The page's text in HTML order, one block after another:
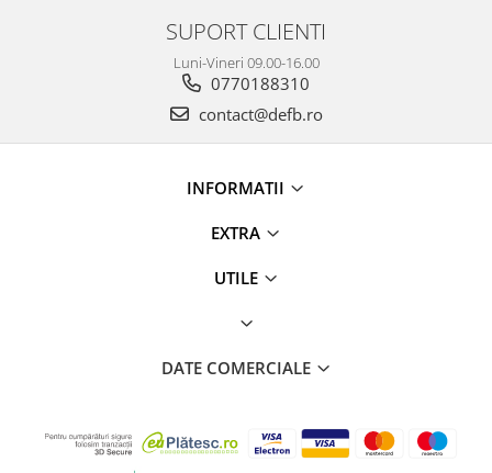
SUPORT CLIENTI
Luni-Vineri 09.00-16.00
0770188310
contact@defb.ro
INFORMATII
EXTRA
UTILE
DATE COMERCIALE